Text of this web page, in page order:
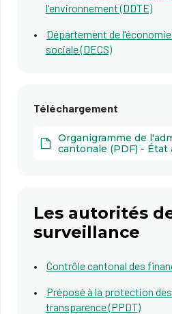
l'environnement (DDTE)
Département de
sociale (DECS)
Téléchargement
Organigramme de
cantonale (PDF) - État
Les autorités
surveillance
Contrôle cantonal des
Préposé à la protection
transparence (PPDT)